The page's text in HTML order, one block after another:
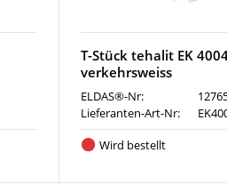
T-Stück tehalit EK
verkehrsweiss
ELDAS®-Nr:
Lieferanten-Art-Nr:
Wird bestellt